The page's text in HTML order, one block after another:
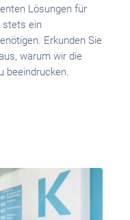
Lösungen für
stets ein
Erkunden Sie
warum wir die
beeindrucken.